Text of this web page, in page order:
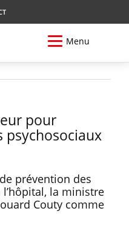
Menu
pour
psychosociaux
prévention des
la ministre
Couty comme